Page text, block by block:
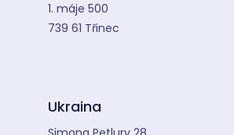
1. máje 500
739 61 Třinec
Ukraina